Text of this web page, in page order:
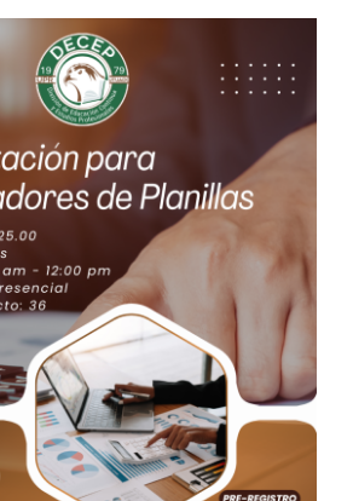
was:
$200.00.
is: